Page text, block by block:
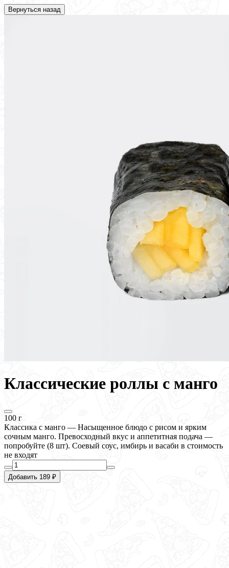
Вернуться назад
Классические роллы с манго
100 г
Классика с манго — Насыщенное блюдо с рисом и ярким
сочным манго. Превосходный вкус и аппетитная подача —
попробуйте (8 шт). Соевый соус, имбирь и васаби в стоимость
не входят
Добавить 189 ₽